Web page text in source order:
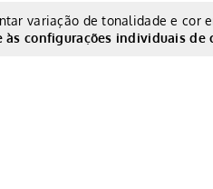
variação de tonalidade e cor
configurações individuais de